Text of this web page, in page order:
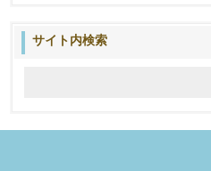
サイト内検索